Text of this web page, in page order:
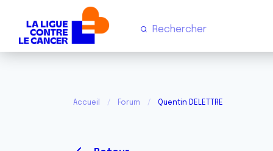
Accueil Forum Quentin DELETTRE